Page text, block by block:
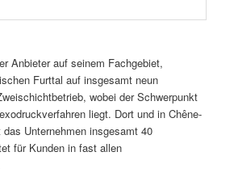
Anbieter auf seinem Fachgebiet,
Furttal auf insgesamt neun
wobei der Schwerpunkt
liegt. Dort und in Chêne-
Unternehmen insgesamt 40
für Kunden in fast allen